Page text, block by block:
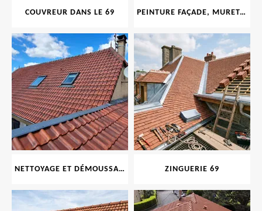
COUVREUR DANS LE 69 PEINTURE FAÇADE, MURET, TOITURE, BOISERIE, FERRONERIE, GOUTTIÈRE 69
NETTOYAGE ET DÉMOUSSAGE DE TOITURE ET FAÇADE 69 ZINGUERIE 69